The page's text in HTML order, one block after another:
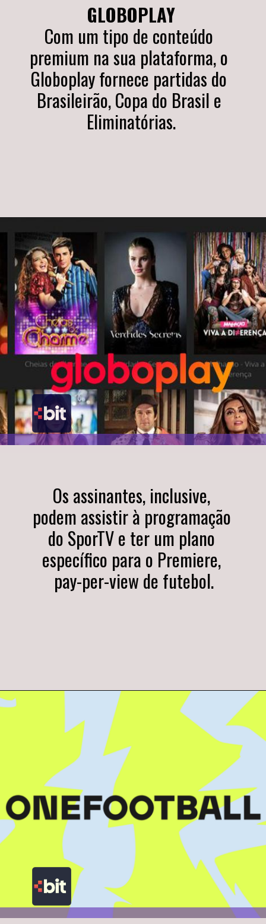
GLOBOPLAY
Com um tipo de conteúdo
premium na sua plataforma, o
Globoplay fornece partidas do
Brasileirão, Copa do Brasil e
Eliminatórias.
Os assinantes, inclusive,
podem assistir à programação
do SporTV e ter um plano
específico para o Premiere,
pay-per-view de futebol.